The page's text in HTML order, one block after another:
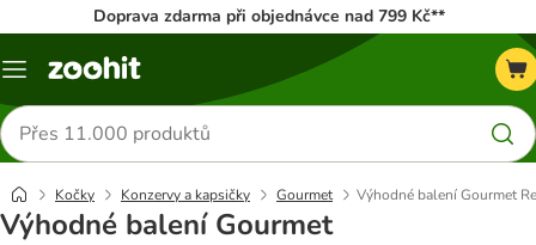
Doprava zdarma při objednávce nad 799 Kč**
Menu
Hledat
produkty
Kočky Konzervy a kapsičky Gourmet Výhodné balení Gourmet
Výhodné balení Gourmet